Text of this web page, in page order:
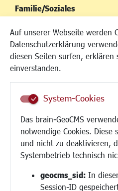
Auf unserer Webseite werden
Datenschutzerklärung
diesen Seiten surfen, erklären
einverstanden.
System-Cookies
Das brain-GeoCMS
notwendige Cookies.
und nicht zu deaktivieren,
Systembetrieb technisch
geocms_sid: In
Session-ID
Familie/Soziales
Kinderbetreuung
Kinder und Jugend
Institutionen für Familien
Frauen
Schule
Demokratie leben
Ukrainehilfe
Hilfe für Geflüchtete
Religion
Bauen/Umwelt/Mobilität